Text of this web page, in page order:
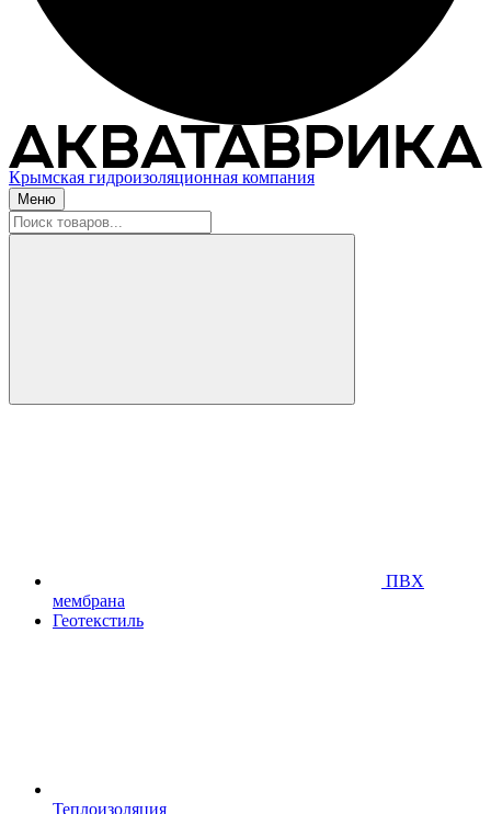
Крымская гидроизоляционная компания
Меню
ПВХ
мембрана
Геотекстиль
Теплоизоляция